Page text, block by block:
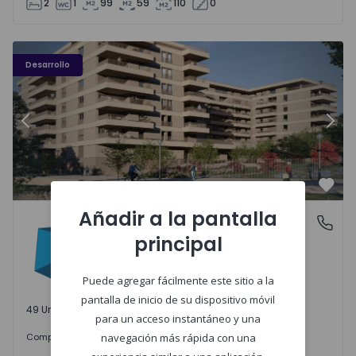
2 1 99 59 110 0
Desarrollo
PLENO JARDIM - 3
Anterior
Águas Santas, PortoPLENO JARDIM
Águas Santas, Porto
49 Unidades disponibles
Comprar 242.000 €
Añadir a la pantalla
principal
Puede agregar fácilmente este sitio a la
pantalla de inicio de su dispositivo móvil
para un acceso instantáneo y una
navegación más rápida con una